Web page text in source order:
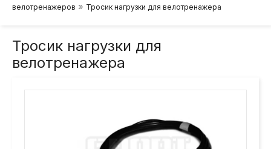
велотренажеров » Тросик нагрузки для велотренажера
Тросик нагрузки для
велотренажера